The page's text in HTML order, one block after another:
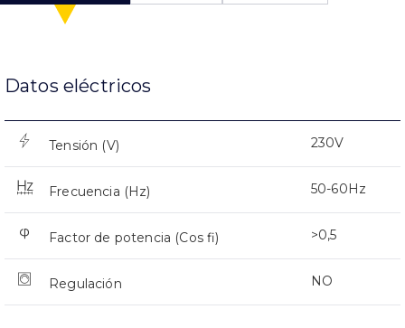
Datos eléctricos
Tensión (V) 230V
Frecuencia (Hz) 50-60Hz
Factor de potencia (Cos fi) >0,5
Regulación NO